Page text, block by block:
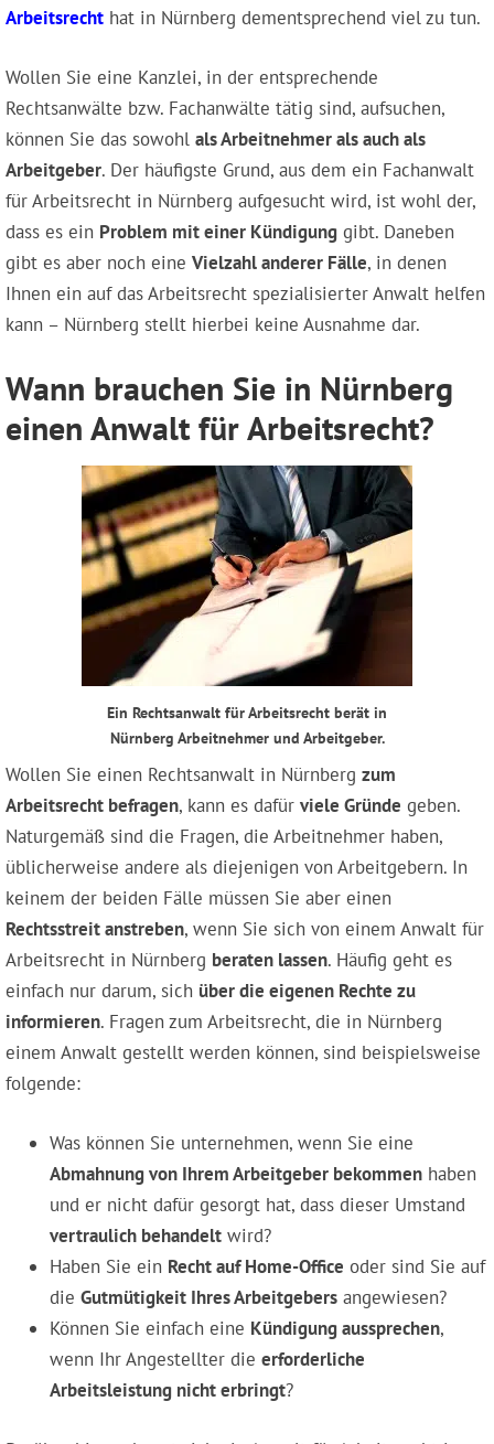
Arbeitsrecht hat in Nürnberg dementsprechend viel zu tun.
Wollen Sie eine Kanzlei, in der entsprechende
Rechtsanwälte bzw. Fachanwälte tätig sind, aufsuchen,
können Sie das sowohl als Arbeitnehmer als auch als
Arbeitgeber. Der häufigste Grund, aus dem ein Fachanwalt
für Arbeitsrecht in Nürnberg aufgesucht wird, ist wohl der,
dass es ein Problem mit einer Kündigung gibt. Daneben
gibt es aber noch eine Vielzahl anderer Fälle, in denen
Ihnen ein auf das Arbeitsrecht spezialisierter Anwalt helfen
kann – Nürnberg stellt hierbei keine Ausnahme dar.
Wann brauchen Sie in Nürnberg
einen Anwalt für Arbeitsrecht?
Ein Rechtsanwalt für Arbeitsrecht berät in
Nürnberg Arbeitnehmer und Arbeitgeber.
Wollen Sie einen Rechtsanwalt in Nürnberg zum
Arbeitsrecht befragen, kann es dafür viele Gründe geben.
Naturgemäß sind die Fragen, die Arbeitnehmer haben,
üblicherweise andere als diejenigen von Arbeitgebern. In
keinem der beiden Fälle müssen Sie aber einen
Rechtsstreit anstreben, wenn Sie sich von einem Anwalt für
Arbeitsrecht in Nürnberg beraten lassen. Häufig geht es
einfach nur darum, sich über die eigenen Rechte zu
informieren. Fragen zum Arbeitsrecht, die in Nürnberg
einem Anwalt gestellt werden können, sind beispielsweise
folgende:
Was können Sie unternehmen, wenn Sie eine
Abmahnung von Ihrem Arbeitgeber bekommen haben
und er nicht dafür gesorgt hat, dass dieser Umstand
vertraulich behandelt wird?
Haben Sie ein Recht auf Home-Office oder sind Sie auf
die Gutmütigkeit Ihres Arbeitgebers angewiesen?
Können Sie einfach eine Kündigung aussprechen,
wenn Ihr Angestellter die erforderliche
Arbeitsleistung nicht erbringt?